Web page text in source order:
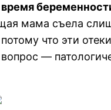
время
мама съела
что эти
—